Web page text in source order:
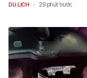
DU LỊCH 29 phút trước